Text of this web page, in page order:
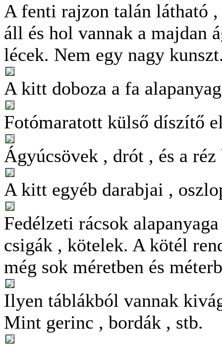
A fenti rajzon talán látható
áll és hol vannak a majdan
lécek. Nem egy nagy
A kitt doboza a fa
Fotómaratott külső díszítő
Ágyúcsövek , drót , és a
A kitt egyéb darabjai ,
Fedélzeti rácsok
csigák , kötelek. A kötél
még sok méretben és
Ilyen táblákból vannak
Mint gerinc , bordák , stb.